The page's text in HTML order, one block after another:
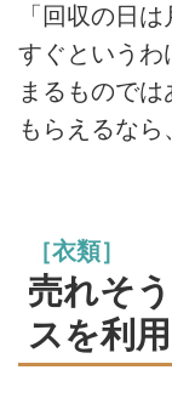
「回収の日
すぐというわ
まるもので
もらえるなら
［衣類］
売れそ
スを利用